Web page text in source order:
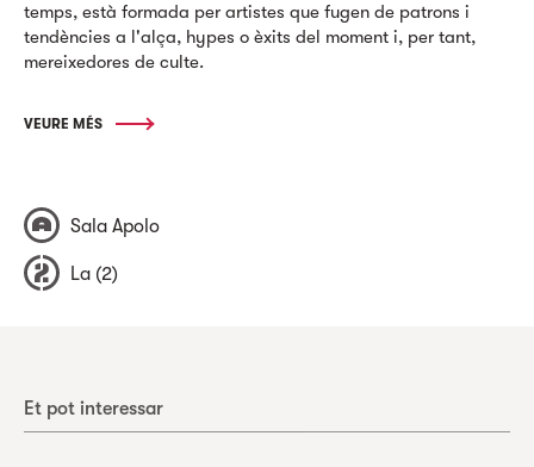
temps, està formada per artistes que fugen de patrons i
tendències a l'alça, hypes o èxits del moment i, per tant,
mereixedores de culte.
VEURE MÉS
Sala Apolo
La (2)
Et pot interessar